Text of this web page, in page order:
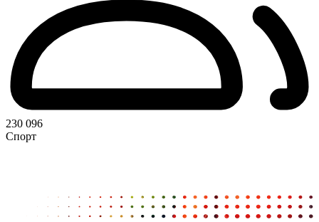
230 096
Спорт